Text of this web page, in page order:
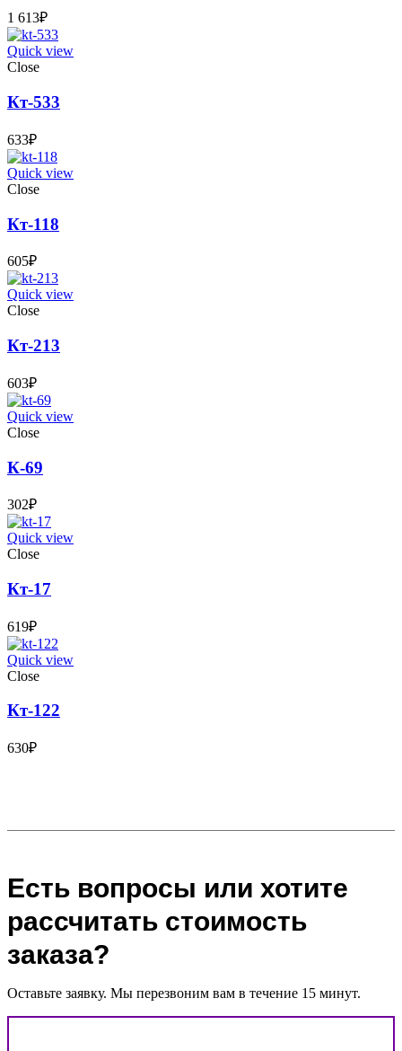
1 613₽
Quick view
Close
Кт-533
633₽
Quick view
Close
Кт-118
605₽
Quick view
Close
Кт-213
603₽
Quick view
Close
К-69
302₽
Quick view
Close
Кт-17
619₽
Quick view
Close
Кт-122
630₽
Есть вопросы или хотите
рассчитать стоимость
заказа?
Оставьте заявку. Мы перезвоним вам в течение 15 минут.